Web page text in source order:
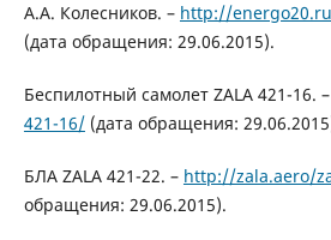
А.А. Колесников. – http://
(дата обращения: 29.06.2015).
Беспилотный самолет ZALA 421-16. –
421-16/(дата обращения:
БЛА ZALA 421-22. – http://zala.aero/
обращения: 29.06.2015).